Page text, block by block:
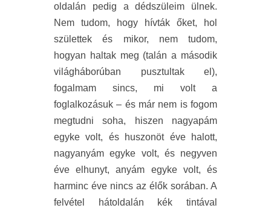
oldalán pedig a dédszüleim ülnek.
Nem tudom, hogy hívták őket, hol
születtek és mikor, nem tudom,
hogyan haltak meg (talán a második
világháborúban pusztultak el),
fogalmam sincs, mi volt a
foglalkozásuk – és már nem is fogom
megtudni soha, hiszen nagyapám
egyke volt, és huszonöt éve halott,
nagyanyám egyke volt, és negyven
éve elhunyt, anyám egyke volt, és
harminc éve nincs az élők sorában. A
felvétel hátoldalán kék tintával